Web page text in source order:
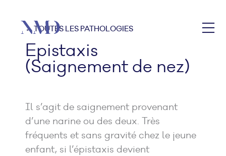
← TOUTES LES PATHOLOGIES
Epistaxis
(Saignement de nez)
Il s’agit de saignement provenant
d’une narine ou des deux. Très
fréquents et sans gravité chez le jeune
enfant, si l’épistaxis devient